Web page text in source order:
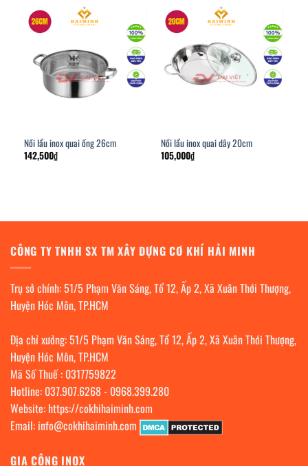
Nồi lẩu inox quai ống 26cm
142,500₫
Nồi lẩu inox quai dây 20cm
105,000₫
CÔNG TY TNHH SX TM XÂY DỰNG CƠ KHÍ HẢI MINH
Trụ sở chính: 51/5 Phạm Văn Sáng, Tổ 12, Ấp 2, Xã Xuân Thới Thượng,
Huyện Hóc Môn, TP.HCM
Địa chỉ xưởng: 51/5 Phạm Văn Sáng, Tổ 12, Ấp 2, Xã Xuân Thới Thượng,
Huyện Hóc Môn, TP.HCM
Mã Số Thuế : 0317759822
Hotline: 037.907.6268- 0968.399.280
Website: https://cokhihaiminh.com
Email: info@cokhihaiminh.com
GIA CÔNG INOX